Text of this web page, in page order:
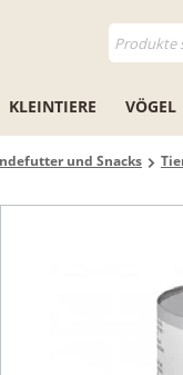
KLEINTIERE VÖGEL
und Snacks